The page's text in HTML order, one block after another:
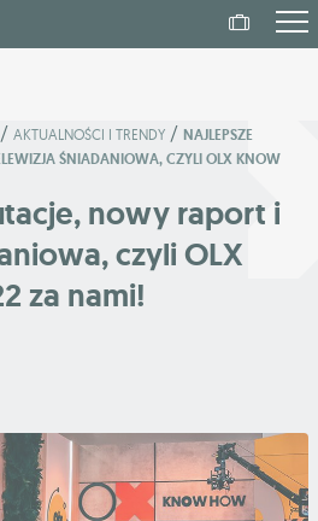
/ AKTUALNOŚCI I TRENDY / NAJLEPSZE
ŚNIADANIOWA, CZYLI OLX KNOW
nowy raport i
czyli OLX
za nami!